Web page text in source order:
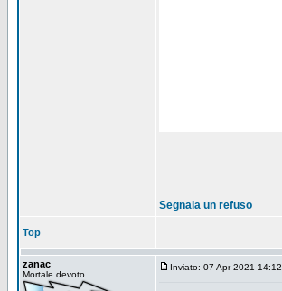
Segnala un refuso
Top
zanac
Mortale devoto
Inviato: 07 Apr 2021 14:12